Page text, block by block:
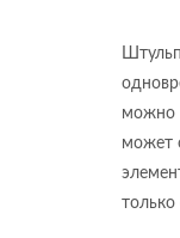
можно
может
только